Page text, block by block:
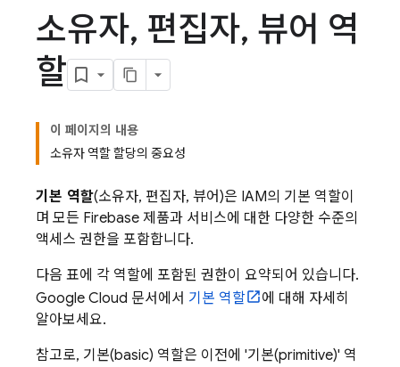
소유자, 편집자, 뷰어 역
할
이 페이지의 내용
소유자 역할 할당의 중요성
기본 역할(소유자, 편집자, 뷰어)은 IAM의 기본 역할이
며 모든 Firebase 제품과 서비스에 대한 다양한 수준의
액세스 권한을 포함합니다.
다음 표에 각 역할에 포함된 권한이 요약되어 있습니다.
Google Cloud 문서에서 기본 역할
에 대해 자세히
알아보세요.
참고로, 기본(basic) 역할은 이전에 '기본(primitive)' 역